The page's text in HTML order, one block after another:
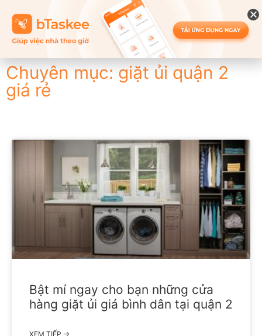
Chuyên mục: giặt ủi quận 2
giá rẻ
Bật mí ngay cho bạn những cửa
hàng giặt ủi giá bình dân tại quận 2
XEM TIẾP →